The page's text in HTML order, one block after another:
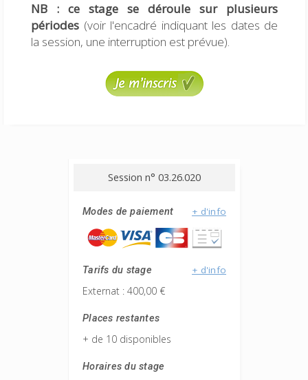
NB : ce stage se déroule sur plusieurs
périodes (voir l'encadré indiquant les dates de
la session, une interruption est prévue).
Session n° 03.26.020
Modes de paiement + d'info
Tarifs du stage + d'info
Externat : 400,00 €
Places restantes
+ de 10 disponibles
Horaires du stage